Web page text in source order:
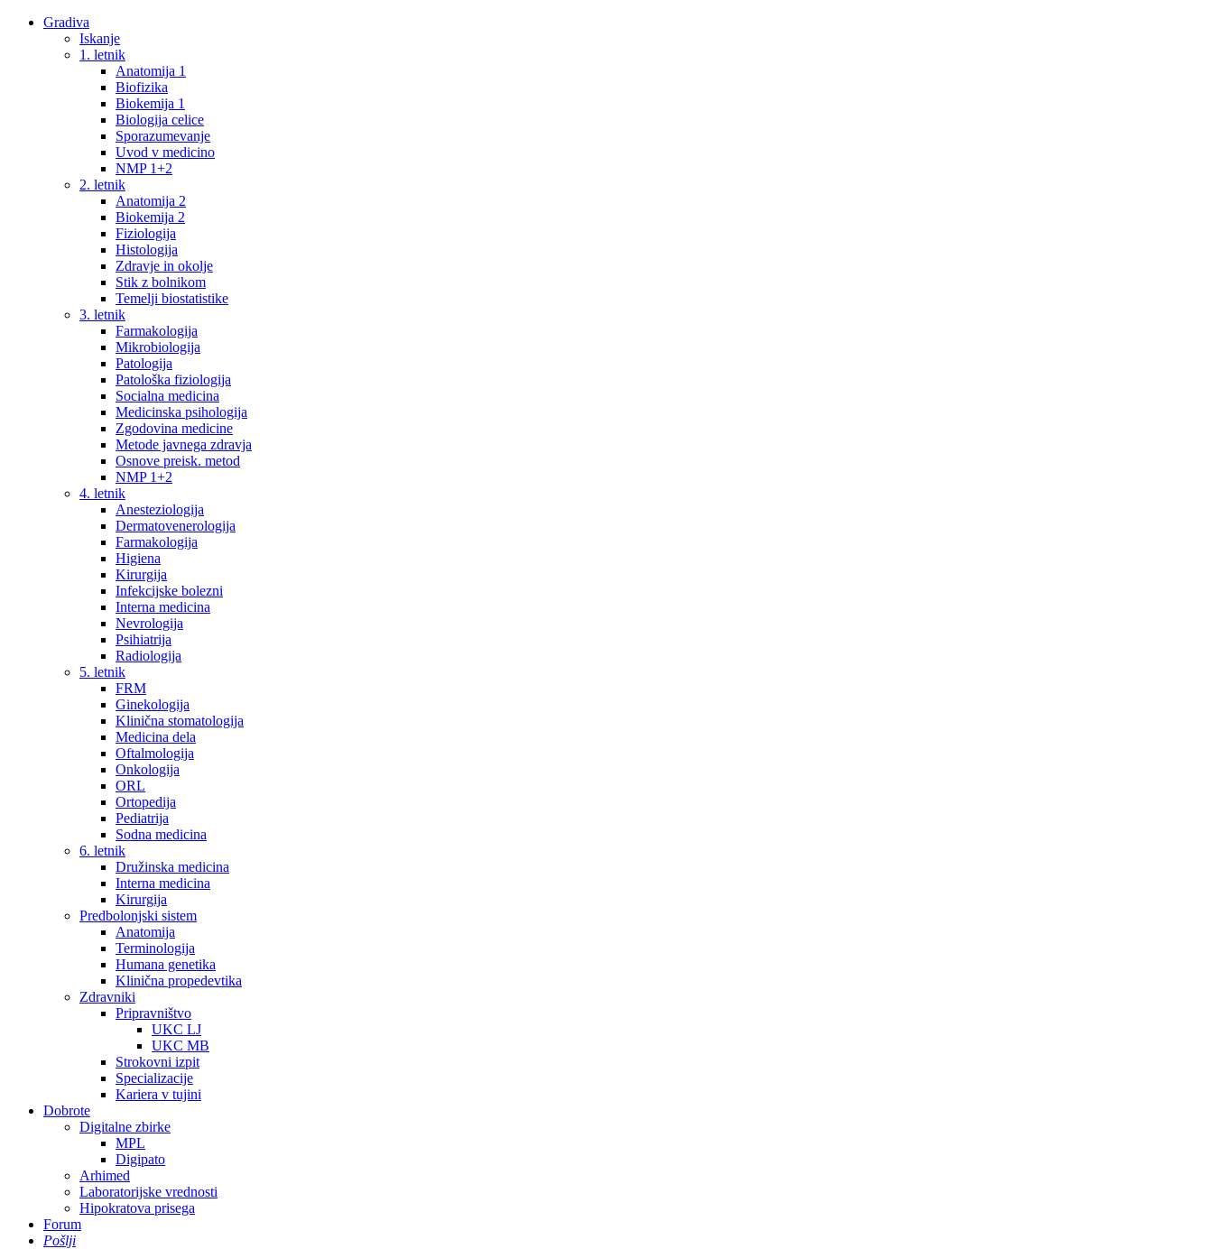
Gradiva
Iskanje
1. letnik
Anatomija 1
Biofizika
Biokemija 1
Biologija celice
Sporazumevanje
Uvod v medicino
NMP 1+2
2. letnik
Anatomija 2
Biokemija 2
Fiziologija
Histologija
Zdravje in okolje
Stik z bolnikom
Temelji biostatistike
3. letnik
Farmakologija
Mikrobiologija
Patologija
Patološka fiziologija
Socialna medicina
Medicinska psihologija
Zgodovina medicine
Metode javnega zdravja
Osnove preisk. metod
NMP 1+2
4. letnik
Anesteziologija
Dermatovenerologija
Farmakologija
Higiena
Kirurgija
Infekcijske bolezni
Interna medicina
Nevrologija
Psihiatrija
Radiologija
5. letnik
FRM
Ginekologija
Klinična stomatologija
Medicina dela
Oftalmologija
Onkologija
ORL
Ortopedija
Pediatrija
Sodna medicina
6. letnik
Družinska medicina
Interna medicina
Kirurgija
Predbolonjski sistem
Anatomija
Terminologija
Humana genetika
Klinična propedevtika
Zdravniki
Pripravništvo
UKC LJ
UKC MB
Strokovni izpit
Specializacije
Kariera v tujini
Dobrote
Digitalne zbirke
MPL
Digipato
Arhimed
Laboratorijske vrednosti
Hipokratova prisega
Forum
Pošlji